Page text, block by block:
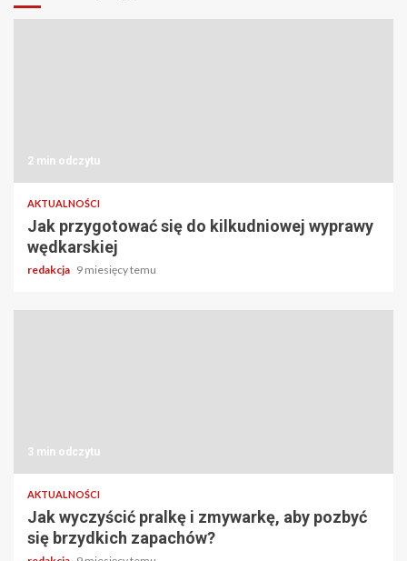
2 min odczytu
AKTUALNOŚCI
Jak przygotować się do kilkudniowej wyprawy
wędkarskiej
redakcja 9 miesięcy temu
3 min odczytu
AKTUALNOŚCI
Jak wyczyścić pralkę i zmywarkę, aby pozbyć
się brzydkich zapachów?